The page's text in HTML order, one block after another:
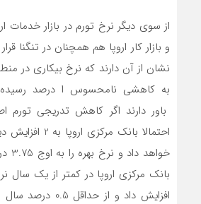
از سوی دیگر نرخ تورم در بازار خدمات
و بازار کار اروپا هم همچنان در تنگنا
نشان از آن دارند که نرخ بیکاری در
به کاهشی نامحسوس ا درصد رسیده
باور دارند اگر کاهش تدریجی تورم
احتمالا بانک